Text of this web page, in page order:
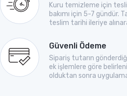
Kuru temizleme için
bakımı için 5-7 gündür.
teslim tarihi ileriye
Güvenli Ödeme
Sipariş tutarın
ek işlemlere göre
olduktan sonra